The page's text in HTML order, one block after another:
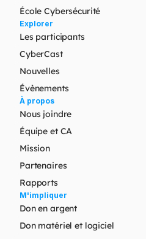
École Cybersécurité
Explorer
Les participants
CyberCast
Nouvelles
Évènements
À propos
Nous joindre
Équipe et CA
Mission
Partenaires
Rapports
M'impliquer
Don en argent
Don matériel et logiciel